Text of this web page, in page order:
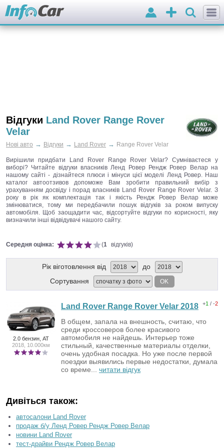
Додати
оголошення
Вхід
Відгуки Land Rover Range Rover
Velar
Нові авто → Відгуки → Land Rover → Range Rover Velar
Вирішили придбати Land Rover Range Rover Velar? Сумніваєтеся у
виборі? Читайте відгуки власників Ленд Ровер Рендж Ровер Велар на
нашому сайті - дізнайтеся плюси і мінуси цієї моделі Ленд Ровер. Наш
каталог автоотзивов допоможе Вам зробити правильний вибір з
урахуванням досвіду і порад власників Land Rover Range Rover Velar. З
року в рік як комплектація так і якість Рендж Ровер Велар може
змінюватися, тому ми передбачили пошук відгуків за роком випуску
автомобіля. Щоб заощадити час, відсортуйте відгуки по корисності, яку
визначили інші відвідувачі нашого сайту.
Середня оцінка: (1 відгуків)
Рік віготовлення від
до
Сортування
OK
2.0 бензин, AT
2018, 10.000км
+1 / -2
Land Rover Range Rover Velar 2018
В общем, запала на внешность, считаю, что
среди кроссоверов более красивого
автомобиля не найдешь. Интерьер тоже
стильный, качественные материалы отделки,
очень удобная посадка. Но уже после первой
поездки выявились первые недостатки, думала
со време... читати відгук
Дивіться також:
автосалони Land Rover
продаж б/у Ленд Ровер Рендж Ровер Велар
новини Land Rover
тест-драйви Рендж Ровер Велар